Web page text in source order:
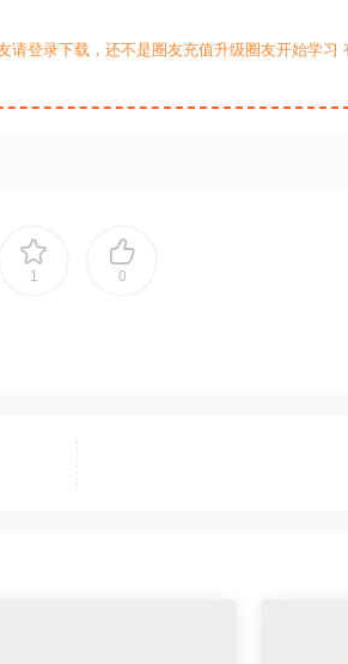
登录下载，还不是圈友充值升级圈友开始学习
1 0